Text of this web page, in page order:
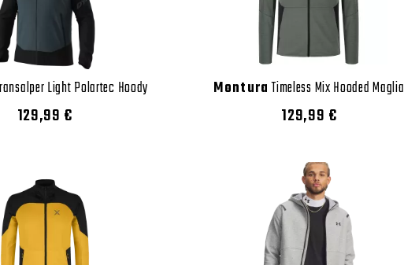
Light Polartec Hoody
129,99 €
MonturaTimeless Mix Hooded Maglia
129,99 €